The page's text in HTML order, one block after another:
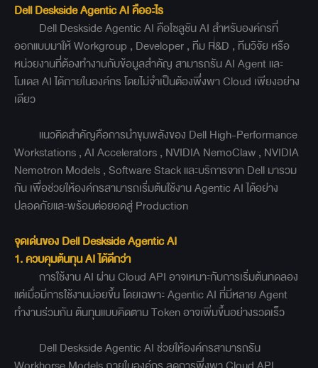
Dell Deskside Agentic AI คืออะไร
Dell Deskside Agentic AI คือโซลูชัน AI สำหรับองค์กรที่
ออกแบบมาให้ Workgroup , Developer , ทีม R&D , ทีมวิจัย หรือ
หน่วยงานที่ต้องทำงานกับข้อมูลสำคัญ สามารถรัน AI Agent และ
โมเดล AI ได้ภายในองค์กร โดยไม่จำเป็นต้องพึ่งพา Cloud เพียงอย่าง
เดียว
แนวคิดสำคัญคือการนำขุมพลังของ Dell High-Performance
Workstations , AI Accelerators , NVIDIA NemoClaw , NVIDIA
Nemotron Models , Software Stack และบริการจาก Dell มารวม
กัน เพื่อช่วยให้องค์กรสามารถเริ่มต้นใช้งาน Agentic AI ได้อย่าง
ปลอดภัยและพร้อมต่อยอดสู่ Production
จุดเด่นของ Dell Deskside Agentic AI
1. ควบคุมต้นทุน AI ได้ดีกว่า
การใช้งาน AI ผ่าน Cloud API อาจเหมาะกับการเริ่มต้นทดลอง
แต่เมื่อมีการใช้งานบ่อยขึ้น โดยเฉพาะ Agentic AI ที่มีหลาย Agent
ทำงานร่วมกัน ต้นทุนแบบคิดตาม Token อาจเพิ่มขึ้นอย่างรวดเร็ว
Dell Deskside Agentic AI ช่วยให้องค์กรสามารถรัน